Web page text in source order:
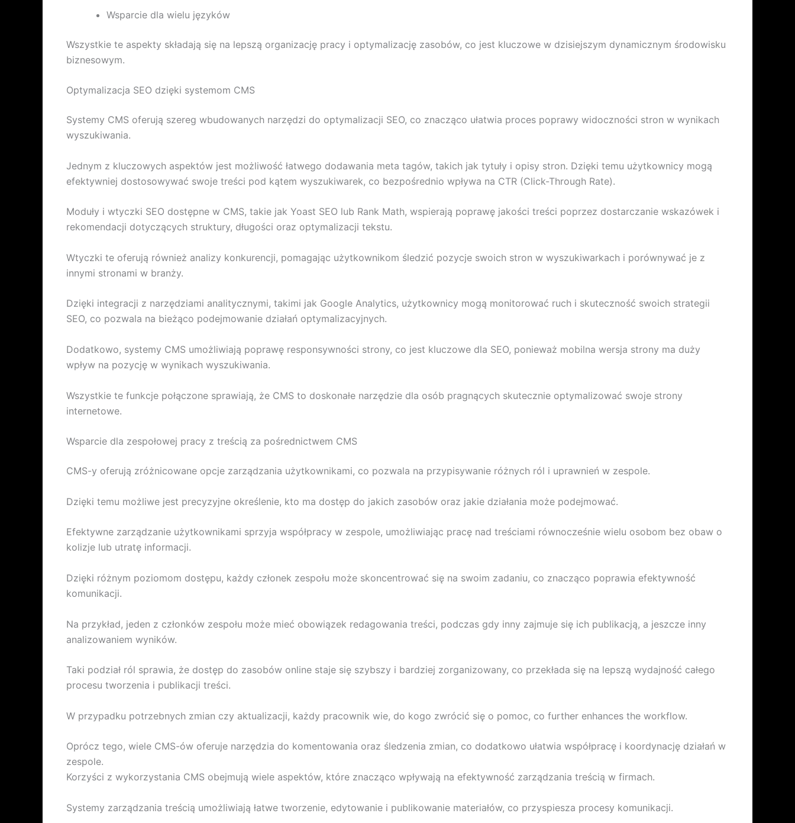
Wsparcie dla wielu języków
Wszystkie te aspekty składają się na lepszą organizację pracy i optymalizację zasobów, co jest kluczowe w dzisiejszym dynamicznym środowisku
biznesowym.
Optymalizacja SEO dzięki systemom CMS
Systemy CMS oferują szereg wbudowanych narzędzi do optymalizacji SEO, co znacząco ułatwia proces poprawy widoczności stron w wynikach
wyszukiwania.
Jednym z kluczowych aspektów jest możliwość łatwego dodawania meta tagów, takich jak tytuły i opisy stron. Dzięki temu użytkownicy mogą
efektywniej dostosowywać swoje treści pod kątem wyszukiwarek, co bezpośrednio wpływa na CTR (Click-Through Rate).
Moduły i wtyczki SEO dostępne w CMS, takie jak Yoast SEO lub Rank Math, wspierają poprawę jakości treści poprzez dostarczanie wskazówek i
rekomendacji dotyczących struktury, długości oraz optymalizacji tekstu.
Wtyczki te oferują również analizy konkurencji, pomagając użytkownikom śledzić pozycje swoich stron w wyszukiwarkach i porównywać je z
innymi stronami w branży.
Dzięki integracji z narzędziami analitycznymi, takimi jak Google Analytics, użytkownicy mogą monitorować ruch i skuteczność swoich strategii
SEO, co pozwala na bieżąco podejmowanie działań optymalizacyjnych.
Dodatkowo, systemy CMS umożliwiają poprawę responsywności strony, co jest kluczowe dla SEO, ponieważ mobilna wersja strony ma duży
wpływ na pozycję w wynikach wyszukiwania.
Wszystkie te funkcje połączone sprawiają, że CMS to doskonałe narzędzie dla osób pragnących skutecznie optymalizować swoje strony
internetowe.
Wsparcie dla zespołowej pracy z treścią za pośrednictwem CMS
CMS-y oferują zróżnicowane opcje zarządzania użytkownikami, co pozwala na przypisywanie różnych ról i uprawnień w zespole.
Dzięki temu możliwe jest precyzyjne określenie, kto ma dostęp do jakich zasobów oraz jakie działania może podejmować.
Efektywne zarządzanie użytkownikami sprzyja współpracy w zespole, umożliwiając pracę nad treściami równocześnie wielu osobom bez obaw o
kolizje lub utratę informacji.
Dzięki różnym poziomom dostępu, każdy członek zespołu może skoncentrować się na swoim zadaniu, co znacząco poprawia efektywność
komunikacji.
Na przykład, jeden z członków zespołu może mieć obowiązek redagowania treści, podczas gdy inny zajmuje się ich publikacją, a jeszcze inny
analizowaniem wyników.
Taki podział ról sprawia, że dostęp do zasobów online staje się szybszy i bardziej zorganizowany, co przekłada się na lepszą wydajność całego
procesu tworzenia i publikacji treści.
W przypadku potrzebnych zmian czy aktualizacji, każdy pracownik wie, do kogo zwrócić się o pomoc, co further enhances the workflow.
Oprócz tego, wiele CMS-ów oferuje narzędzia do komentowania oraz śledzenia zmian, co dodatkowo ułatwia współpracę i koordynację działań w
zespole.
Korzyści z wykorzystania CMS obejmują wiele aspektów, które znacząco wpływają na efektywność zarządzania treścią w firmach.
Systemy zarządzania treścią umożliwiają łatwe tworzenie, edytowanie i publikowanie materiałów, co przyspiesza procesy komunikacji.